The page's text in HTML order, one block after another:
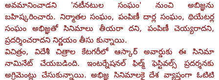
అవమానించాడని 'నటీనటుల సంఘం' నుంచి అబిజ్ఞను
బహిష్కరించారు. నిర్మాతల సంఘం, పంపిణీ దార్ల సంఘం, థియేటర్ల
సంఘం అభిజ్ఞతో సినిమాలు తీయరా దని, పంపిణీ చెయ్యరాదని,
ప్రదర్శించరాదని నిర్ణయం తీసు కున్నాయి.
విచిత్రం, విదేశీ చిత్రాల కేటగరీలో ఆస్కార్‌ అవార్డుకు ఈ సినిమా
నామినేట్‌ చేయబడింది. ఇంటర్నేషనల్‌ ఫిల్మ్‌ ఫెస్టివల్స్‌ ప్రదర్శనకు
అగ్రిమెంట్లు చేసుకున్నాయి. అభిజ్ఞ సినిమాలకై దేశ వ్యాప్తంగా ఓటిటి